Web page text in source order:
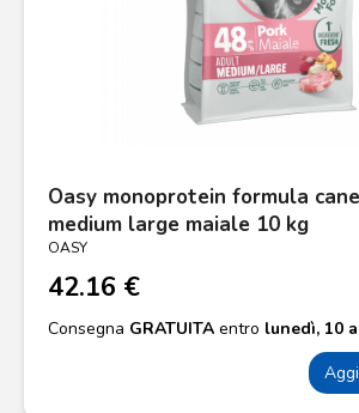
Oasy monoprotein formula
medium large maiale 10 kg
OASY
42.16 €
Consegna GRATUITA entro lunedì, 10